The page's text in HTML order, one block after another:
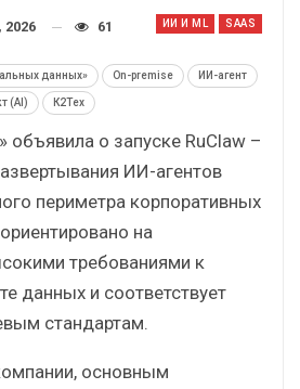
ИИ И ML SAAS
61
данных» On-premise ИИ-агент
(AI) К2Тех
объявила о запуске RuClaw –
ИИ-агентов
периметра корпоративных
на
требованиями к
данных и соответствует
стандартам.
основным